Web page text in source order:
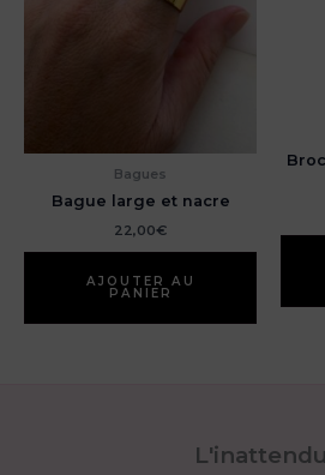
Bagues
Bague large et nacre
22,00€
AJOUTER AU
PANIER